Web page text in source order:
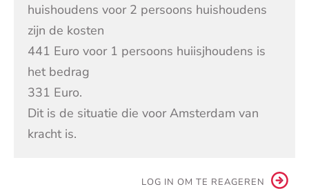
huishoudens voor 2 persoons huishoudens
zijn de kosten
441 Euro voor 1 persoons huiisjhoudens is
het bedrag
331 Euro.
Dit is de situatie die voor Amsterdam van
kracht is.
LOG IN OM TE REAGEREN